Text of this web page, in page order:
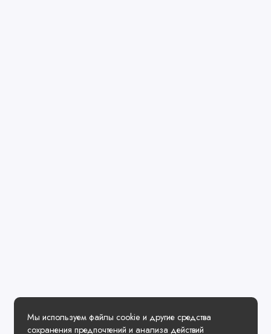
Мы используем файлы cookie и другие средства
сохранения предпочтений и анализа действий